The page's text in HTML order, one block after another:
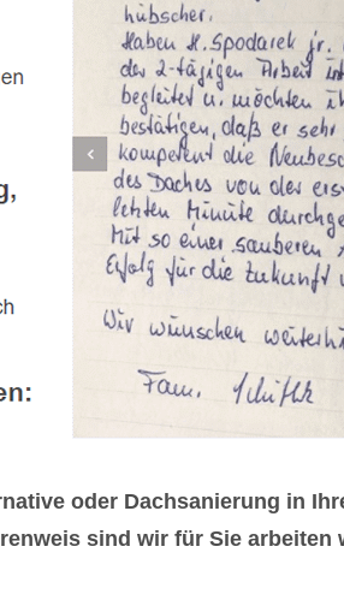
oder Dachsanierung in
sind wir für Sie arbeiten